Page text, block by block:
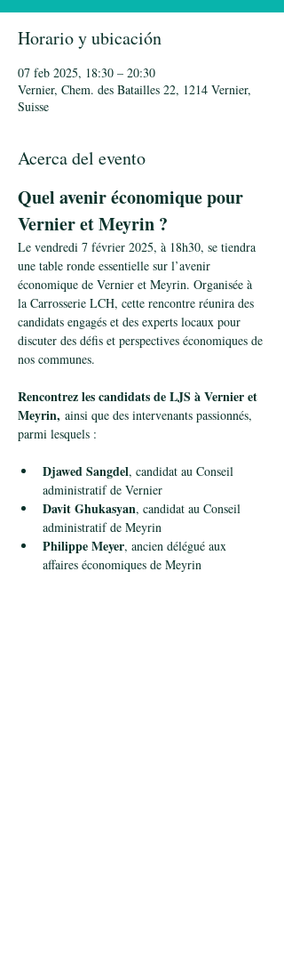
Horario y ubicación
07 feb 2025, 18:30 – 20:30
Vernier, Chem. des Batailles 22, 1214 Vernier,
Suisse
Acerca del evento
Quel avenir économique pour
Vernier et Meyrin ?
Le vendredi 7 février 2025, à 18h30, se tiendra
une table ronde essentielle sur l’avenir
économique de Vernier et Meyrin. Organisée à
la Carrosserie LCH, cette rencontre réunira des
candidats engagés et des experts locaux pour
discuter des défis et perspectives économiques de
nos communes.
Rencontrez les candidats de LJS à Vernier et
Meyrin, ainsi que des intervenants passionnés,
parmi lesquels :
Djawed Sangdel, candidat au Conseil
administratif de Vernier
Davit Ghukasyan, candidat au Conseil
administratif de Meyrin
Philippe Meyer, ancien délégué aux
affaires économiques de Meyrin